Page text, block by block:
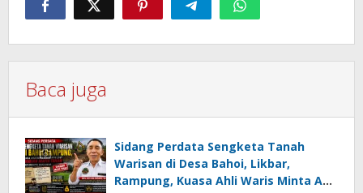
Baca juga
Sidang Perdata Sengketa Tanah
Warisan di Desa Bahoi, Likbar,
Rampung, Kuasa Ahli Waris Minta APH